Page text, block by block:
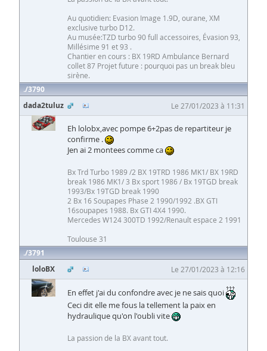
Au quotidien: Evasion Image 1.9D, ourane, XM
exclusive turbo D12.
Au musée:TZD turbo 90 full accessoires, Évasion 93,
Millésime 91 et 93 .
Chantier en cours : BX 19RD Ambulance Bernard
collet 87 Projet future : pourquoi pas un break bleu
sirène.
3790
dada2tuluz
Le 27/01/2023 à 11:31
Eh lolobx,avec pompe 6+2pas de repartiteur je
confirme .
Jen ai 2 montees comme ca
Bx Trd Turbo 1989 /2 BX 19TRD 1986 MK1/ BX 19RD
break 1986 MK1/ 3 Bx sport 1986 / Bx 19TGD break
1993/Bx 19TGD break 1990
2 Bx 16 Soupapes Phase 2 1990/1992 .BX GTI
16soupapes 1988. Bx GTI 4X4 1990.
Mercedes W124 300TD 1992/Renault espace 2 1991
Toulouse 31
3791
loloBX
Le 27/01/2023 à 12:16
En effet j'ai du confondre avec je ne sais quoi
Ceci dit elle me fous la tellement la paix en
hydraulique qu'on l'oubli vite
La passion de la BX avant tout.